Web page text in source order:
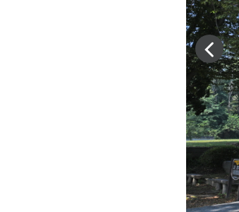
이
전
슬
라
이
드
동